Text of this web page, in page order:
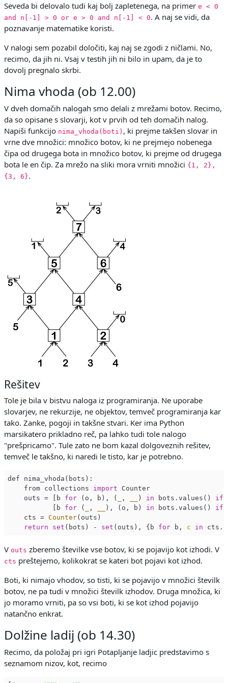
Seveda bi delovalo tudi kaj bolj zapletenega, na primer e < 0
and n[-1] > 0 or e > 0 and n[-1] < 0. A naj se vidi, da
poznavanje matematike koristi.
V nalogi sem pozabil določiti, kaj naj se zgodi z ničlami. No,
recimo, da jih ni. Vsaj v testih jih ni bilo in upam, da je to
dovolj pregnalo skrbi.
Nima vhoda (ob 12.00)
V dveh domačih nalogah smo delali z mrežami botov. Recimo,
da so opisane s slovarji, kot v prvih od teh domačih nalog.
Napiši funkcijo nima_vhoda(boti) , ki prejme takšen slovar in
vrne dve množici: množico botov, ki ne prejmejo nobenega
čipa od drugega bota in množico botov, ki prejme od drugega
bota le en čip. Za mrežo na sliki mora vrniti množici {1, 2},
{3, 6}.
Rešitev
Tole je bila v bistvu naloga iz programiranja. Ne uporabe
slovarjev, ne rekurzije, ne objektov, temveč programiranja kar
tako. Zanke, pogoji in takšne stvari. Ker ima Python
marsikatero prikladno reč, pa lahko tudi tole nalogo
"prešpricamo". Tule zato ne bom kazal dolgoveznih rešitev,
temveč le takšno, ki naredi le tisto, kar je potrebno.
def nima_vhoda(bots):
    from collections
import Counter
    outs = [b
for (o, b), ( , ) in bots.values() if
           [b
for ( , ), (o, b) in bots.values() if
    cts =
Counter(outs)
return
set (bots) - set (outs), {b for b, c in
V outs zberemo številke vse botov, ki se pojavijo kot izhodi. V
cts preštejemo, kolikokrat se kateri bot pojavi kot izhod.
Boti, ki nimajo vhodov, so tisti, ki se pojavijo v množici številk
botov, ne pa tudi v množici številk izhodov. Druga množica, ki
jo moramo vrniti, pa so vsi boti, ki se kot izhod pojavijo
natančno enkrat.
Dolžine ladij (ob 14.30)
Recimo, da položaj pri igri Potapljanje ladjic predstavimo s
seznamom nizov, kot, recimo